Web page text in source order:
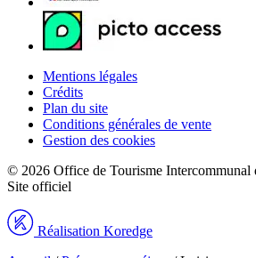
Mentions légales
Crédits
Plan du site
Conditions générales de vente
Gestion des cookies
© 2026 Office de Tourisme Intercommunal
Site officiel
Réalisation Koredge